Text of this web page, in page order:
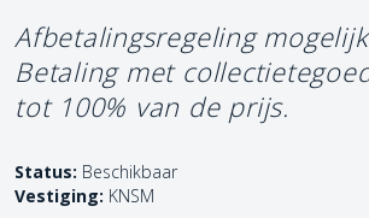
Afbetalingsregeling mogelijk
Betaling met
tot 100% van de prijs.
Status: Beschikbaar
Vestiging: KNSM